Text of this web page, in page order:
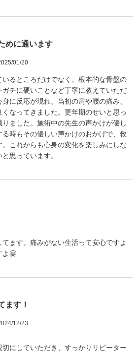
めに通います
01/20
るところだけでなく、根本的な骨盤の
チに硬いことなど丁寧に教えていただ
に反応が現れ、当初の肩や腰の痛み、
くなってきました。更年期のせいと思っ
ました。施術中の先生の声かけが優し
る時もその優しい声かけのおかげで、救
これからも心身の変化を楽しみにしな
思っています。
ます。痛みがない生活って安心ですよ
よ🤗
ます！
12/23
にしていただき、すっかりリピーター